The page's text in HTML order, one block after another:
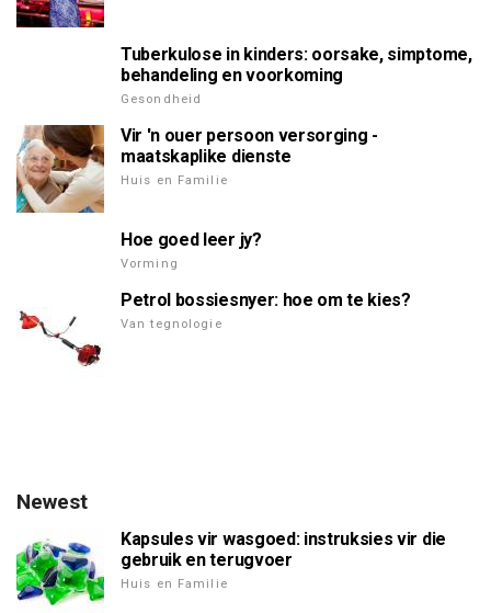
Tuberkulose in kinders: oorsake, simptome,
behandeling en voorkoming
Gesondheid
Vir 'n ouer persoon versorging -
maatskaplike dienste
Huis en Familie
Hoe goed leer jy?
Vorming
Petrol bossiesnyer: hoe om te kies?
Van tegnologie
Newest
Kapsules vir wasgoed: instruksies vir die
gebruik en terugvoer
Huis en Familie